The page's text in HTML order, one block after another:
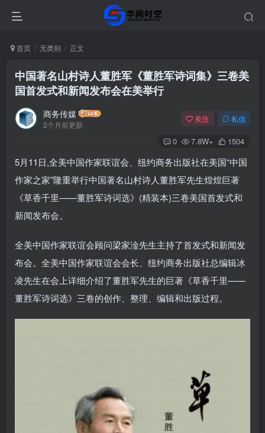
首页 无类别 正文
中国著名山村诗人董胜军《董胜军诗词集》三卷美
国首发式和新闻发布会在美举行
商务传媒
2个月前更新
关注 私信
0 7.8W+ 1504
5月11日,全美中国作家联谊会、纽约商务出版社在美国“中国
作家之家”隆重举行中国著名山村诗人董胜军先生煌煌巨著
《草香千里——董胜军诗词选》(精装本)三卷美国首发式和
新闻发布会。
全美中国作家联谊会顾问梁家淦先生主持了首发式和新闻发
布会。全美中国作家联谊会会长、纽约商务出版社总编辑冰
凌先生在会上详细介绍了董胜军先生的巨著《草香千里——
董胜军诗词选》三卷的创作、整理、编辑和出版过程。